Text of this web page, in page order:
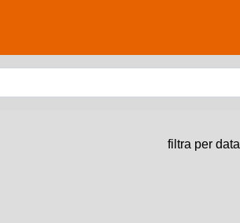
filtra per data